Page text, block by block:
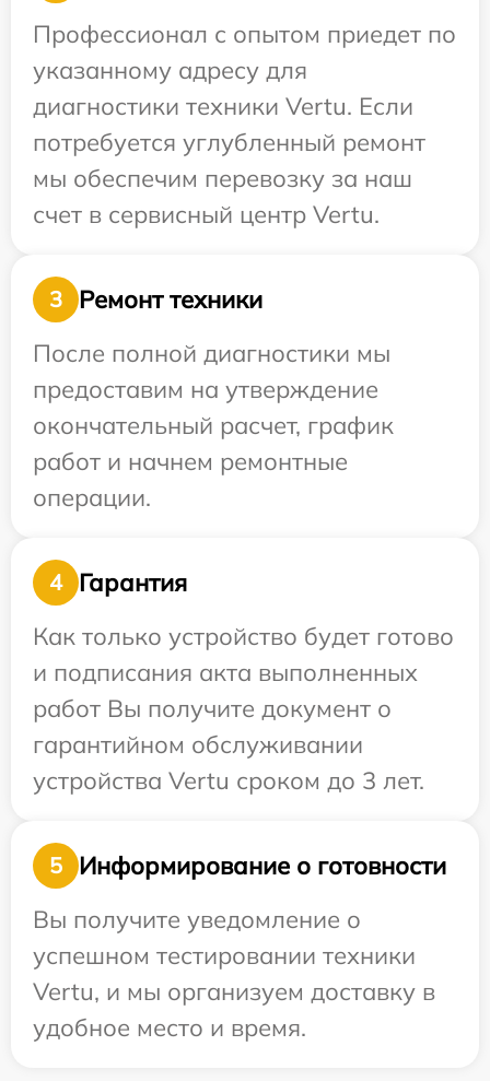
Профессионал с опытом приедет по
указанному адресу для
диагностики техники Vertu. Если
потребуется углубленный ремонт
мы обеспечим перевозку за наш
счет в сервисный центр Vertu.
3
Ремонт техники
После полной диагностики мы
предоставим на утверждение
окончательный расчет, график
работ и начнем ремонтные
операции.
4
Гарантия
Как только устройство будет готово
и подписания акта выполненных
работ Вы получите документ о
гарантийном обслуживании
устройства Vertu сроком до 3 лет.
5
Информирование о готовности
Вы получите уведомление о
успешном тестировании техники
Vertu, и мы организуем доставку в
удобное место и время.